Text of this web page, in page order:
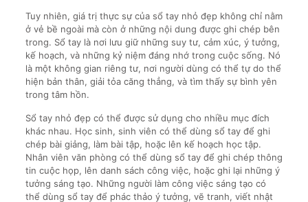
Tuy nhiên, giá trị thực sự của sổ tay nhỏ đẹp không chỉ nằm
ở vẻ bề ngoài mà còn ở những nội dung được ghi chép bên
trong. Sổ tay là nơi lưu giữ những suy tư, cảm xúc, ý tưởng,
kế hoạch, và những kỷ niệm đáng nhớ trong cuộc sống. Nó
là một không gian riêng tư, nơi người dùng có thể tự do thể
hiện bản thân, giải tỏa căng thẳng, và tìm thấy sự bình yên
trong tâm hồn.
Sổ tay nhỏ đẹp có thể được sử dụng cho nhiều mục đích
khác nhau. Học sinh, sinh viên có thể dùng sổ tay để ghi
chép bài giảng, làm bài tập, hoặc lên kế hoạch học tập.
Nhân viên văn phòng có thể dùng sổ tay để ghi chép thông
tin cuộc họp, lên danh sách công việc, hoặc ghi lại những ý
tưởng sáng tạo. Những người làm công việc sáng tạo có
thể dùng sổ tay để phác thảo ý tưởng, vẽ tranh, viết nhật